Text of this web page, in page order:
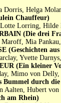
Dorris, Helga
Chauffeur)
Lotte Lorring,
(Die drei
Mia
(Geschichten
Yvette
(Ein kleiner
Mimo von Delly,
Bummel durch
Aalten, Hubert
am Rhein)